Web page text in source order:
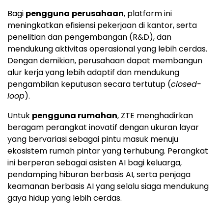
Bagi pengguna perusahaan, platform ini
meningkatkan efisiensi pekerjaan di kantor, serta
penelitian dan pengembangan (R&D), dan
mendukung aktivitas operasional yang lebih cerdas.
Dengan demikian, perusahaan dapat membangun
alur kerja yang lebih adaptif dan mendukung
pengambilan keputusan secara tertutup (closed-
loop).
Untuk pengguna rumahan, ZTE menghadirkan
beragam perangkat inovatif dengan ukuran layar
yang bervariasi sebagai pintu masuk menuju
ekosistem rumah pintar yang terhubung. Perangkat
ini berperan sebagai asisten AI bagi keluarga,
pendamping hiburan berbasis AI, serta penjaga
keamanan berbasis AI yang selalu siaga mendukung
gaya hidup yang lebih cerdas.